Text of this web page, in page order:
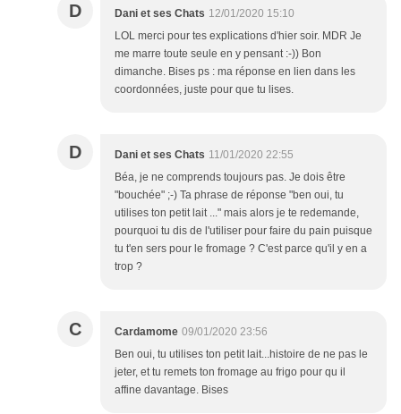
D Dani et ses Chats 12/01/2020 15:10
LOL merci pour tes explications d'hier soir. MDR Je
me marre toute seule en y pensant :-)) Bon
dimanche. Bises ps : ma réponse en lien dans les
coordonnées, juste pour que tu lises.
D Dani et ses Chats 11/01/2020 22:55
Béa, je ne comprends toujours pas. Je dois être
"bouchée" ;-) Ta phrase de réponse "ben oui, tu
utilises ton petit lait ..." mais alors je te redemande,
pourquoi tu dis de l'utiliser pour faire du pain puisque
tu t'en sers pour le fromage ? C'est parce qu'il y en a
trop ?
C Cardamome 09/01/2020 23:56
Ben oui, tu utilises ton petit lait...histoire de ne pas le
jeter, et tu remets ton fromage au frigo pour qu il
affine davantage. Bises